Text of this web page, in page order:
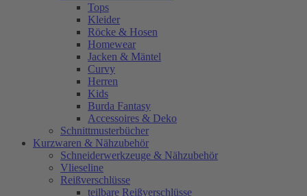
Tops
Kleider
Röcke & Hosen
Homewear
Jacken & Mäntel
Curvy
Herren
Kids
Burda Fantasy
Accessoires & Deko
Schnittmusterbücher
Kurzwaren & Nähzubehör
Schneiderwerkzeuge & Nähzubehör
Vlieseline
Reißverschlüsse
teilbare Reißverschlüsse